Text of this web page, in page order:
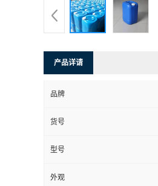
产品详请
品牌
货号
型号
外观